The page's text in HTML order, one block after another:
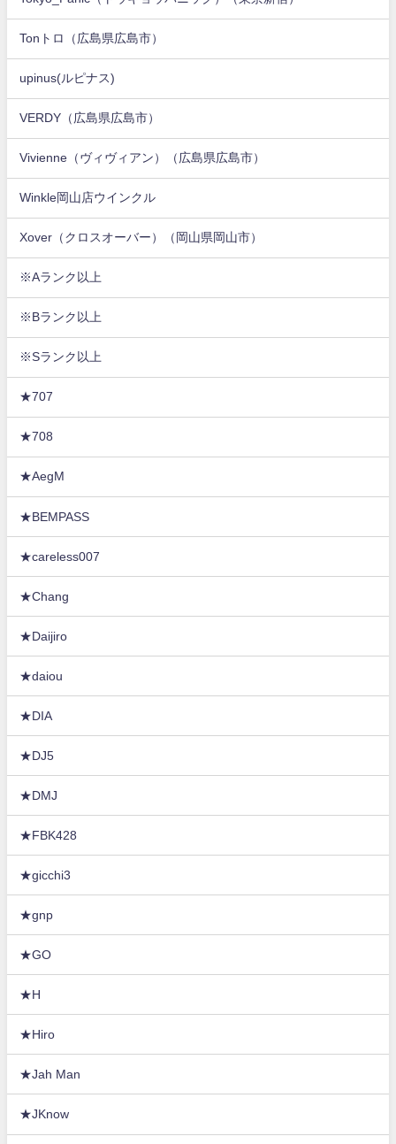
Tonトロ（広島県広島市）
upinus(ルピナス)
VERDY（広島県広島市）
Vivienne（ヴィヴィアン）（広島県広島市）
Winkle岡山店ウインクル
Xover（クロスオーバー）（岡山県岡山市）
※Aランク以上
※Bランク以上
※Sランク以上
★707
★708
★AegM
★BEMPASS
★careless007
★Chang
★Daijiro
★daiou
★DIA
★DJ5
★DMJ
★FBK428
★gicchi3
★gnp
★GO
★H
★Hiro
★Jah Man
★JKnow